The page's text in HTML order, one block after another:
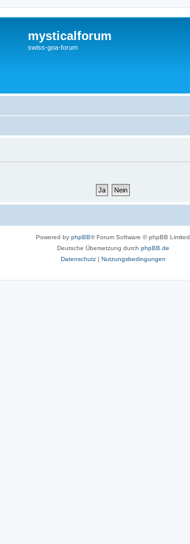
mysticalforum
swiss-goa-forum
Powered by phpBB® Forum Software © phpBB Limited
Deutsche Übersetzung durch phpBB.de
Datenschutz| Nutzungsbedingungen